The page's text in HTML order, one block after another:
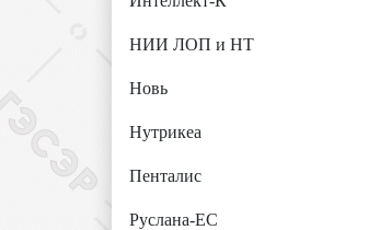
НИИ ЛОП и НТ
Новь
Нутрикеа
Пенталис
Руслана-ЕС